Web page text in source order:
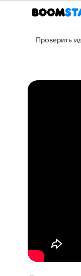
Проверить